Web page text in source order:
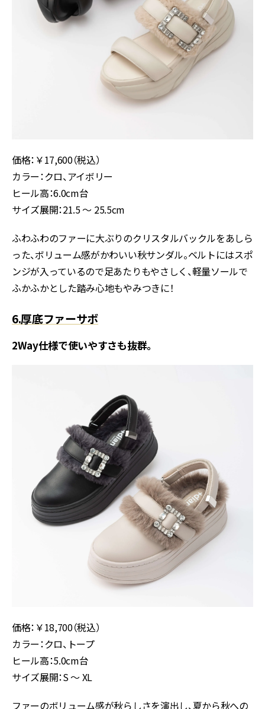
価格：￥17,600（税込）
カラー：クロ、アイボリー
ヒール高：6.0cm台
サイズ展開：21.5 ～ 25.5cm
ふわふわのファーに大ぶりのクリスタルバックルをあしら
った、ボリューム感がかわいい秋サンダル。ベルトにはスポ
ンジが入っているので足あたりもやさしく、軽量ソールで
ふかふかとした踏み心地もやみつきに！
6.厚底ファーサボ
2Way仕様で使いやすさも抜群。
価格：￥18,700（税込）
カラー：クロ、トープ
ヒール高：5.0cm台
サイズ展開：S ～ XL
ファーのボリューム感が秋らしさを演出し、夏から秋への